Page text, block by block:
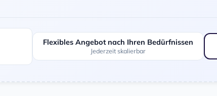
Flexibles Angebot nach Ihren Bedürfnissen
Jederzeit skalierbar